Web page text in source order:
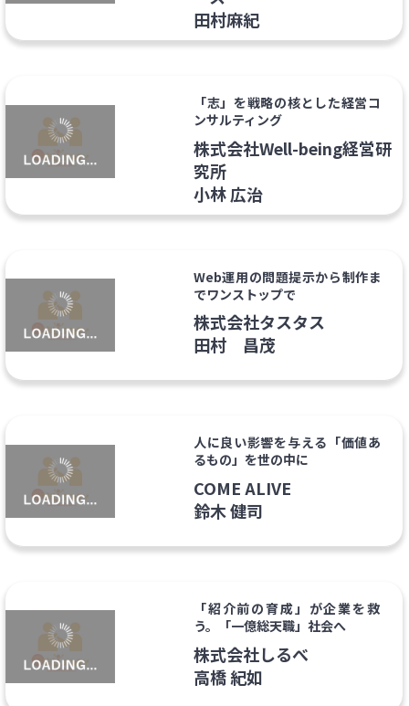
田村麻紀
「志」を戦略の核とした経営コ
ンサルティング
株式会社Well-being経営研
究所
小林 広治
Web運用の問題提示から制作ま
でワンストップで
株式会社タスタス
田村 昌茂
人に良い影響を与える「価値あ
るもの」を世の中に
COME ALIVE
鈴木 健司
「紹介前の育成」が企業を救
う。「一億総天職」社会へ
株式会社しるべ
高橋 紀如